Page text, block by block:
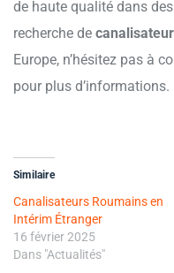
de haute qualité dans
recherche de
Europe, n’hésitez pas à
pour plus d’informations.
Similaire
Canalisateurs Roumains en
Intérim Étranger
16 février 2025
Dans "Actualités"